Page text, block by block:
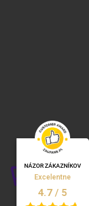
NÁZOR ZÁKAZNÍKOV
Excelentne
4.7 / 5